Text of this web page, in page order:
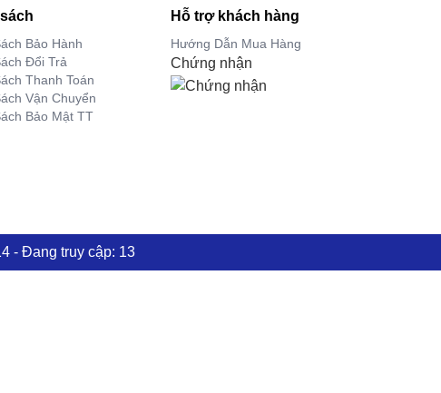
Bảo Hành
Đổi Trả
Thanh Toán
Vận Chuyển
Bảo Mật TT
Hỗ trợ khách hàng
Hướng Dẫn Mua Hàng
Chứng nhận
- Đang truy cập: 13